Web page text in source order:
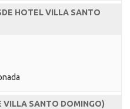
HOTEL VILLA SANTO
VILLA SANTO DOMINGO)